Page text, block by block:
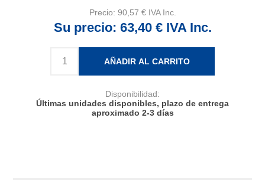
Precio: 90,57 € IVA Inc.
Su precio: 63,40 € IVA Inc.
AÑADIR AL CARRITO
Disponibilidad:
Últimas unidades disponibles, plazo de entrega
aproximado 2-3 días